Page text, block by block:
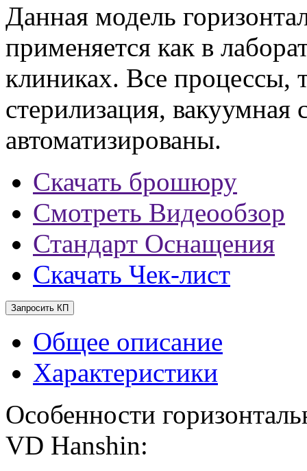
Данная модель
применяется как в
клиниках. Все процессы,
стерилизация,
автоматизированы.
Скачать брошюру
Смотреть Видеообзор
Стандарт Оснащения
Скачать Чек-лист
Запросить КП
Общее описание
Характеристики
Особенности
VD Hanshin: